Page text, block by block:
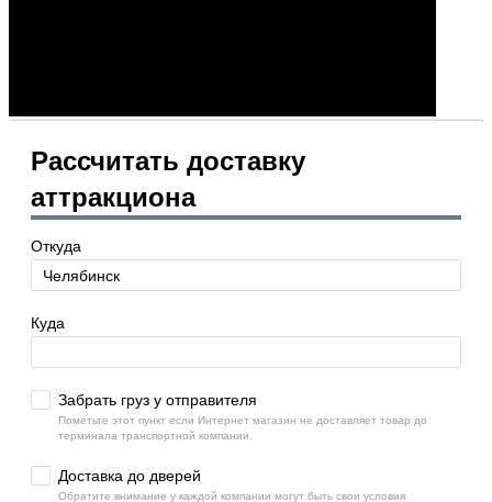
Рассчитать доставку
аттракциона
Откуда
Куда
Забрать груз у отправителя
Пометьте этот пункт если Интернет магазин не доставляет товар до
терминала транспортной компании.
Доставка до дверей
Обратите внимание у каждой компании могут быть свои условия